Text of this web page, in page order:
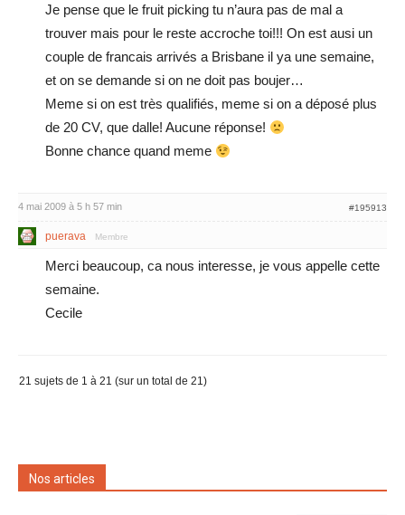
Je pense que le fruit picking tu n’aura pas de mal a
trouver mais pour le reste accroche toi!!! On est ausi un
couple de francais arrivés a Brisbane il ya une semaine,
et on se demande si on ne doit pas boujer…
Meme si on est très qualifiés, meme si on a déposé plus
de 20 CV, que dalle! Aucune réponse!
Bonne chance quand meme
4 mai 2009 à 5 h 57 min #195913
puerava Membre
Merci beaucoup, ca nous interesse, je vous appelle cette
semaine.
Cecile
21 sujets de 1 à 21 (sur un total de 21)
Nos articles